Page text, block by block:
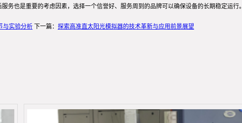
也是重要的考虑因素，选择一个信誉好、服务周到的品牌可以确保设备的长期稳定运行。
与实验分析下一篇： 探索高准直太阳光模拟器的技术革新与应用前景展望